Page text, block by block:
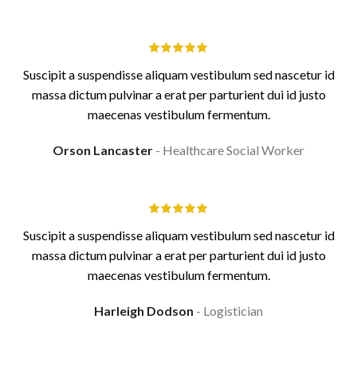
Suscipit a suspendisse aliquam vestibulum sed nascetur id
massa dictum pulvinar a erat per parturient dui id justo
maecenas vestibulum fermentum.
Orson Lancaster Healthcare Social Worker
Suscipit a suspendisse aliquam vestibulum sed nascetur id
massa dictum pulvinar a erat per parturient dui id justo
maecenas vestibulum fermentum.
Harleigh Dodson Logistician